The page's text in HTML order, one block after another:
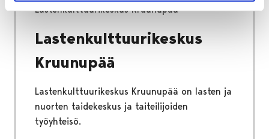
Lastenkulttuurikeskus Kruunupää
Lastenkulttuurikeskus
Kruunupää
Lastenkulttuurikeskus Kruunupää on lasten ja
nuorten taidekeskus ja taiteilijoiden
työyhteisö.